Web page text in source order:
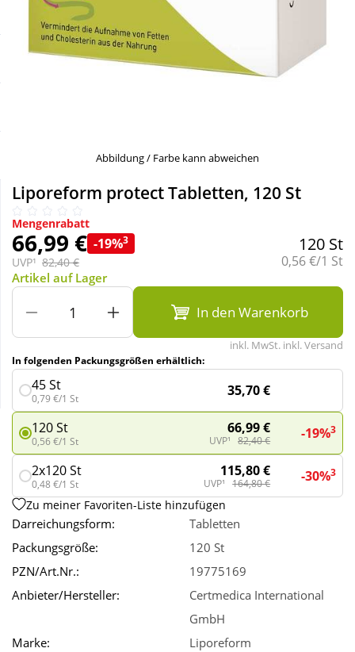
Schnäppchen
Täglich gut versorgt
Körperpflege & Kosmetik
Liebe & Erotik
Nahrungsergänzung
Natur & Homöopathie
Sanitätshaus
Wellness
Abbildung / Farbe kann abweichen
Liporeform protect Tabletten, 120 St
Mengenrabatt
66,99 € -19%3
UVP¹ 82,40 €
120 St
Grundpreis:
0,56 €/1 St
Artikel auf Lager
In den Warenkorb
inkl. MwSt. inkl. Versand
In folgenden Packungsgrößen erhältlich:
45 St
0,79 €/1 St 35,70 €
120 St
0,56 €/1 St
66,99 €
UVP¹ 82,40 € -19%3
2x120 St
0,48 €/1 St
115,80 €
UVP¹ 164,80 € -30%3
Zu meiner Favoriten-Liste hinzufügen
Darreichungsform:
Tabletten
Packungsgröße:
120 St
PZN/Art.Nr.:
19775169
Anbieter/Hersteller:
Certmedica International
GmbH
Marke:
Liporeform